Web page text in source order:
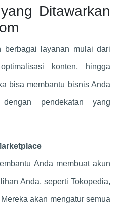
Ditawarkan
berbagai layanan mulai dari
konten, hingga
bisa membantu bisnis Anda
pendekatan yang
Anda membuat akun
Anda, seperti Tokopedia,
akan mengatur semua